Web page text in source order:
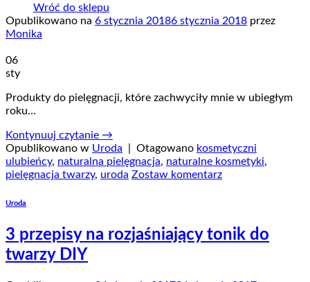
Wróć do sklepu
Opublikowano na 6 stycznia 20186 stycznia 2018 przez
Monika
06
sty
Produkty do pielęgnacji, które zachwyciły mnie w ubiegłym
roku…
Kontynuuj czytanie →
Opublikowano w Uroda Otagowano kosmetyczni
ulubieńcy, naturalna pielęgnacja, naturalne kosmetyki,
pielęgnacja twarzy, uroda Zostaw komentarz
Uroda
3 przepisy na rozjaśniający tonik do
twarzy DIY